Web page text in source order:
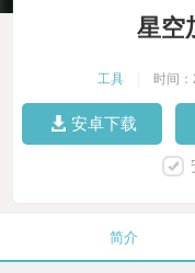
星空
工具 时间
安卓下载
简介